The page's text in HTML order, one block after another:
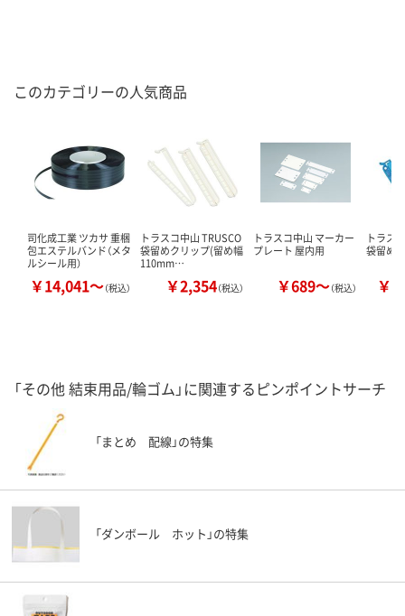
このカテゴリーの人気商品
司化成工業 ツカサ 重梱
包エステルバンド（メタ
ルシール用）
￥14,041～（税込）
トラスコ中山 TRUSCO
袋留めクリップ(留め幅
110mm…
￥2,354（税込）
トラスコ中山 マーカー
プレート 屋内用
￥689～（税込）
トラス
袋留め
￥
「その他 結束用品/輪ゴム」に関連するピンポイントサーチ
「まとめ 配線」の特集
「ダンボール ホット」の特集